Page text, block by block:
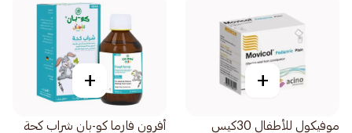
+
موفيكول للأطفال 30كيس
+
أفرون فارما كو-بان شراب كحة